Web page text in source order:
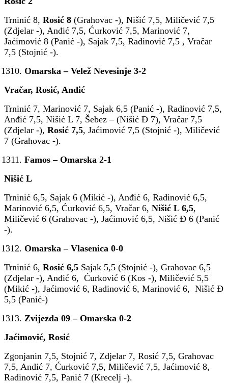
Trninić 8, Rosić 8 (Grahovac -), Nišić 7,5, Miličević 7,5
(Zdjelar -), Anđić 7,5, Ćurković 7,5, Marinović 7,
Jaćimović 8 (Panić -), Sajak 7,5, Radinović 7,5 , Vračar
7,5 (Stojnić -).
Omarska – Velež Nevesinje 3-2
Vračar, Rosić, Anđić
Trninić 7, Marinović 7, Sajak 6,5 (Panić -), Radinović 7,5,
Anđić 7,5, Nišić L 7, Šebez – (Nišić Đ 7), Vračar 7,5
(Zdjelar -), Rosić 7,5, Jaćimović 7,5 (Stojnić -), Miličević
7 (Grahovac -).
Famos – Omarska 2-1
Nišić L
Trninić 6,5, Sajak 6 (Mikić -), Anđić 6, Radinović 6,5,
Marinović 6,5, Ćurković 6,5, Vračar 6, Nišić L 6,5,
Miličević 6 (Grahovac -), Jaćimović 6,5, Nišić Đ 6 (Panić
-).
Omarska – Vlasenica 0-0
Trninić 6, Rosić 6,5 Sajak 5,5 (Stojnić -), Grahovac 6,5
(Zdjelar -), Anđić 6, Ćurković 6 (Kos -), Miličević 5,5
(Mikić -), Jaćimović 6, Radinović 6, Marinović 6, Nišić Đ
5,5 (Panić-)
Zvijezda 09 – Omarska 0-2
Jaćimović, Rosić
Zgonjanin 7,5, Stojnić 7, Zdjelar 7, Rosić 7,5, Grahovac
7,5, Anđić 7, Ćurković 7,5, Miličević 7,5, Jaćimović 8,
Radinović 7,5, Panić 7 (Krecelj -).